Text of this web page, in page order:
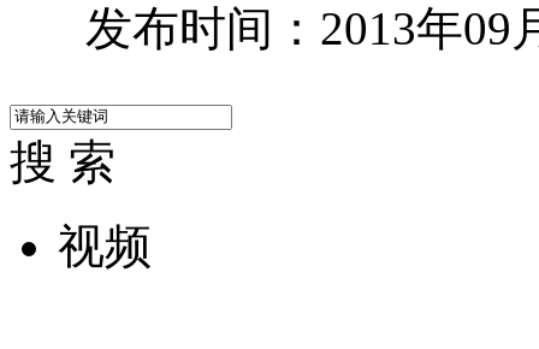
发布时间：2013年09
搜 索
视频